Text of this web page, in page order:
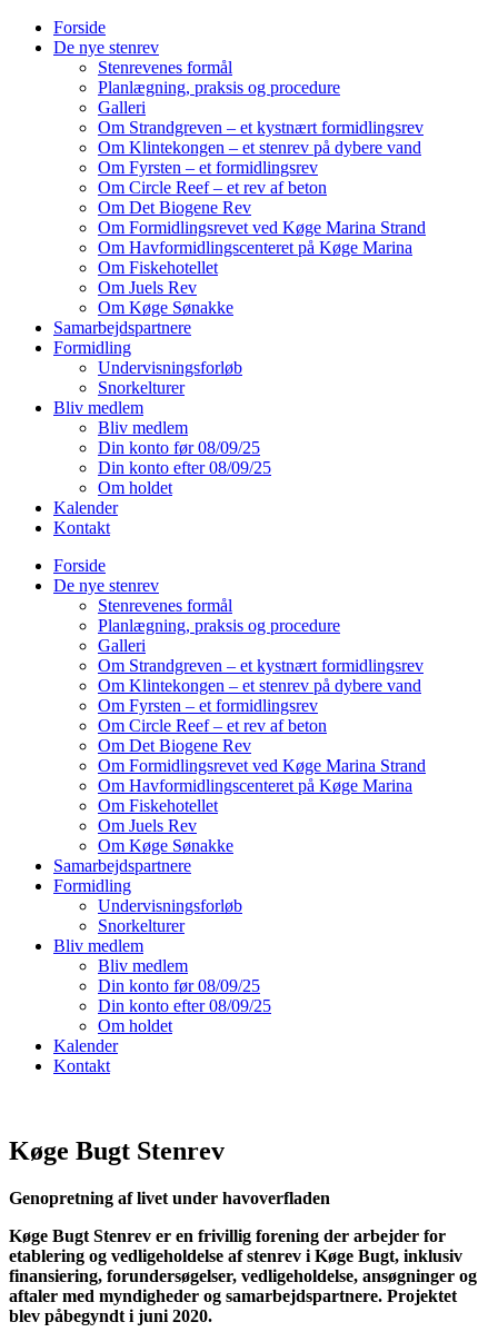
Forside
De nye stenrev
Stenrevenes formål
Planlægning, praksis og procedure
Galleri
Om Strandgreven – et kystnært formidlingsrev
Om Klintekongen – et stenrev på dybere vand
Om Fyrsten – et formidlingsrev
Om Circle Reef – et rev af beton
Om Det Biogene Rev
Om Formidlingsrevet ved Køge Marina Strand
Om Havformidlingscenteret på Køge Marina
Om Fiskehotellet
Om Juels Rev
Om Køge Sønakke
Samarbejdspartnere
Formidling
Undervisningsforløb
Snorkelturer
Bliv medlem
Bliv medlem
Din konto før 08/09/25
Din konto efter 08/09/25
Om holdet
Kalender
Kontakt
Forside
De nye stenrev
Stenrevenes formål
Planlægning, praksis og procedure
Galleri
Om Strandgreven – et kystnært formidlingsrev
Om Klintekongen – et stenrev på dybere vand
Om Fyrsten – et formidlingsrev
Om Circle Reef – et rev af beton
Om Det Biogene Rev
Om Formidlingsrevet ved Køge Marina Strand
Om Havformidlingscenteret på Køge Marina
Om Fiskehotellet
Om Juels Rev
Om Køge Sønakke
Samarbejdspartnere
Formidling
Undervisningsforløb
Snorkelturer
Bliv medlem
Bliv medlem
Din konto før 08/09/25
Din konto efter 08/09/25
Om holdet
Kalender
Kontakt
Køge Bugt Stenrev
Genopretning af livet under havoverfladen
Køge Bugt Stenrev er en frivillig forening der arbejder for
etablering og vedligeholdelse af stenrev i Køge Bugt, inklusiv
finansiering, forundersøgelser, vedligeholdelse, ansøgninger og
aftaler med myndigheder og samarbejdspartnere. Projektet
blev påbegyndt i juni 2020.